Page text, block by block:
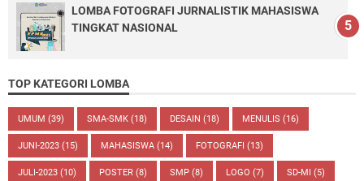
LOMBA FOTOGRAFI JURNALISTIK MAHASISWA
TINGKAT NASIONAL
TOP KATEGORI LOMBA
UMUM (39) SMA-SMK (18) DESAIN (18) MENULIS (16)
JUNI-2023 (15) MAHASISWA (14) FOTOGRAFI (13)
JULI-2023 (10) POSTER (8) SMP (8) LOGO (7) SD-MI (5)